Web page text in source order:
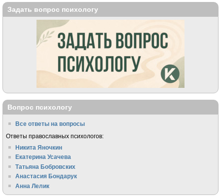
Задать вопрос психологу
Вопрос психологу
Все ответы на вопросы
Ответы православных психологов:
Никита Яночкин
Екатерина Усачева
Татьяна Бобровских
Анастасия Бондарук
Анна Лелик